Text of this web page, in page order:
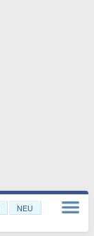
NEU